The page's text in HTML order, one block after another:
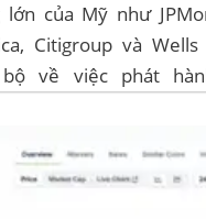
lớn của Mỹ như
Citigroup và Wells
về việc phát